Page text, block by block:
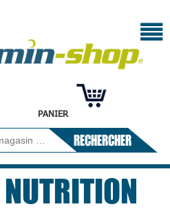
PANIER
RECHERCHER